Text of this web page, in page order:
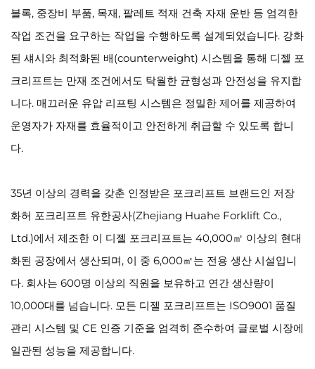
블록, 중장비 부품, 목재, 팔레트 적재 건축 자재 운반 등 엄격한
작업 조건을 요구하는 작업을 수행하도록 설계되었습니다. 강화
된 섀시와 최적화된 배(counterweight) 시스템을 통해 디젤 포
크리프트는 만재 조건에서도 탁월한 균형성과 안전성을 유지합
니다. 매끄러운 유압 리프팅 시스템은 정밀한 제어를 제공하여
운영자가 자재를 효율적이고 안전하게 취급할 수 있도록 합니
다.
35년 이상의 경력을 갖춘 인정받은 포크리프트 브랜드인 저장
화허 포크리프트 유한공사(Zhejiang Huahe Forklift Co.,
Ltd.)에서 제조한 이 디젤 포크리프트는 40,000㎡ 이상의 현대
화된 공장에서 생산되며, 이 중 6,000㎡는 전용 생산 시설입니
다. 회사는 600명 이상의 직원을 보유하고 연간 생산량이
10,000대를 넘습니다. 모든 디젤 포크리프트는 ISO9001 품질
관리 시스템 및 CE 인증 기준을 엄격히 준수하여 글로벌 시장에
일관된 성능을 제공합니다.